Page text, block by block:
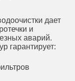
дает
и
аварий.
гарантирует: